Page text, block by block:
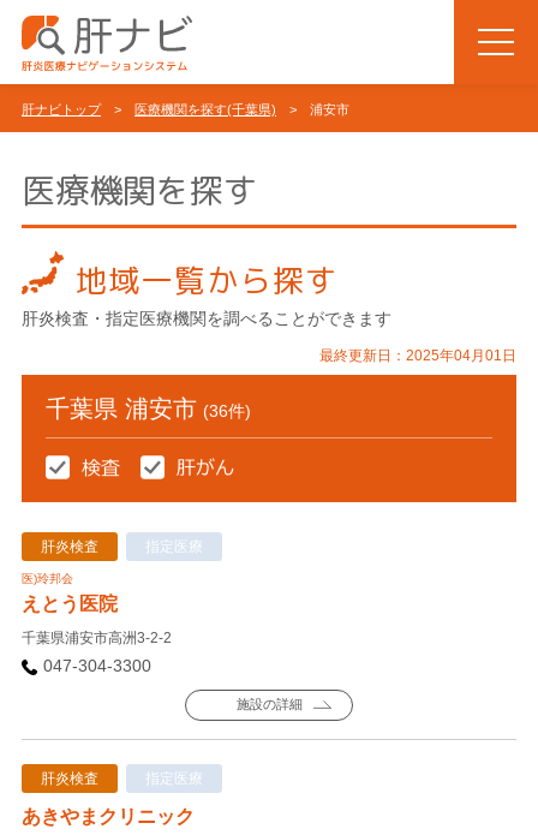
肝ナビトップ> 医療機関を探す(千葉県) > 浦安市
医療機関を探す
地域一覧から探す
肝炎検査・指定医療機関を調べることができます
最終更新日：2025年04月01日
千葉県 浦安市 (36件)
肝炎検査 指定医療
医)玲邦会
えとう医院
千葉県浦安市高洲3-2-2
047-304-3300
施設の詳細
肝炎検査 指定医療
あきやまクリニック